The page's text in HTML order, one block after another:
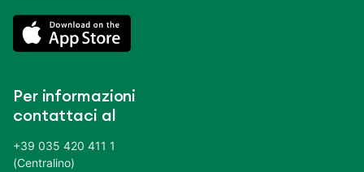
Per informazioni
contattaci al
+39 035 420 411 1
(Centralino)